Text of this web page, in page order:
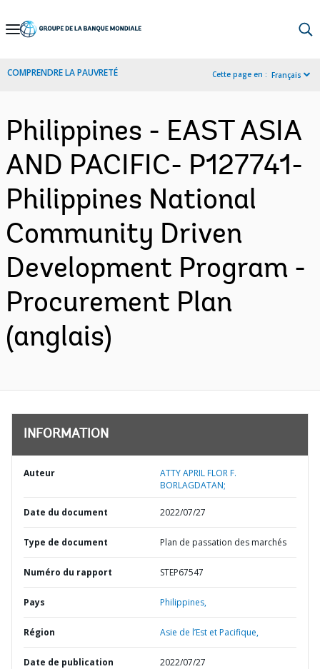
Skip
Navigation
COMPRENDRE LA PAUVRETÉ Cette page en : Français
Philippines - EAST ASIA
AND PACIFIC- P127741-
Philippines National
Community Driven
Development Program -
Procurement Plan
(anglais)
INFORMATION
Auteur
ATTY APRIL FLOR F.
BORLAGDATAN;
Date du document 2022/07/27
Type de document Plan de passation des marchés
Numéro du rapport STEP67547
Pays Philippines,
Région Asie de l’Est et Pacifique,
Date de publication 2022/07/27